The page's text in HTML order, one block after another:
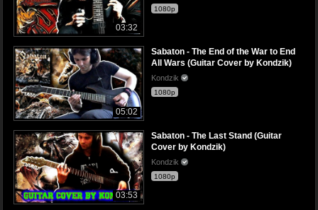
03:32
1080p
05:02
Sabaton - The End of the War to End
All Wars (Guitar Cover by Kondzik)
Kondzik
1080p
03:53
Sabaton - The Last Stand (Guitar
Cover by Kondzik)
Kondzik
1080p